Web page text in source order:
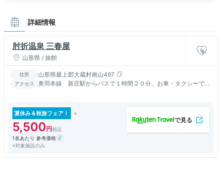
詳細情報
肘折温泉 三春屋
山形県 / 旅館
住所 山形県最上郡大蔵村南山497
アクセス
奥羽本線 新庄駅からバスで１時間２０分、お車・タクシーで４
夏休み＆秋旅フェア！
5,500
1名あたり 参考価格
※対象施設のみ